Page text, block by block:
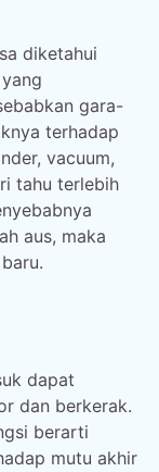
diketahui
gara-
terhadap
vacuum,
tahu terlebih
aus, maka
dapat
dan berkerak.
berarti
mutu akhir